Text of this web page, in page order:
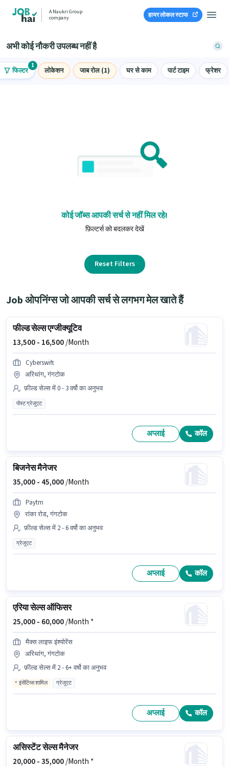
A Naukri Group
company
हायर लोकल स्टाफ
अभी कोई नौकरी उपलब्ध नहीं है
फिल्टर
1
लोकेशन जाब रोल (1) घर से काम पार्ट टाइम फ्रेशर
कोई जॉब्स आपकी सर्च से नहीं मिल रहे!
फ़िल्टर्स को बदलकर देखें
Reset Filters
Job ओपनिंग्स जो आपकी सर्च से लगभग मेल खाते हैं
फील्ड सेल्स एग्जीक्यूटिव
13,500 - 16,500/Month
Cyberswift
अरिथांग, गंगटोक
फ़ील्ड सेल्स में 0 - 3 वर्षो का अनुभव
पोस्ट ग्रेजुएट
अप्लाई कॉल
बिजनेस मैनेजर
35,000 - 45,000/Month
Paytm
रांका रोड, गंगटोक
फ़ील्ड सेल्स में 2 - 6 वर्षो का अनुभव
ग्रेजुएट
अप्लाई कॉल
एरिया सेल्स ऑफिसर
25,000 - 60,000/Month *
मैक्स लाइफ इंश्योरेंस
अरिथांग, गंगटोक
फ़ील्ड सेल्स में 2 - 6+ वर्षो का अनुभव
इंसेंटिव्स शामिल ग्रेजुएट
अप्लाई कॉल
असिस्टेंट सेल्स मैनेजर
20,000 -35,000/Month *